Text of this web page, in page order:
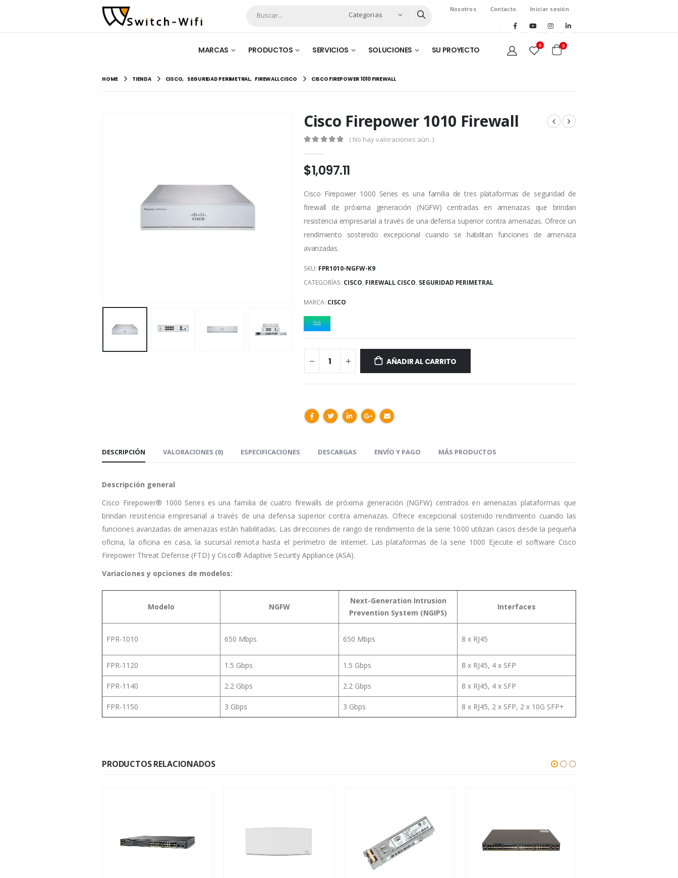
Categorias
Nosotros Contacto Iniciar sesión
MARCAS PRODUCTOS SERVICIOS SOLUCIONES SU PROYECTO 0 0
HOME TIENDA CISCO, SEGURIDAD PERIMETRAL, FIREWALL CISCO CISCO FIREPOWER 1010 FIREWALL
Cisco Firepower 1010 Firewall
( No hay valoraciones aún. )
$1,097.11
Cisco Firepower 1000 Series es una familia de tres plataformas de seguridad de
firewall de próxima generación (NGFW) centradas en amenazas que brindan
resistencia empresarial a través de una defensa superior contra amenazas. Ofrece un
rendimiento sostenido excepcional cuando se habilitan funciones de amenaza
avanzadas.
SKU: FPR1010-NGFW-K9
CATEGORÍAS: CISCO, FIREWALL CISCO, SEGURIDAD PERIMETRAL
MARCA: CISCO
AÑADIR AL CARRITO
DESCRIPCIÓN VALORACIONES (0) ESPECIFICACIONES DESCARGAS ENVÍO Y PAGO MÁS PRODUCTOS
Descripción general
Cisco Firepower® 1000 Series es una familia de cuatro firewalls de próxima generación (NGFW) centrados en amenazas plataformas que
brindan resistencia empresarial a través de una defensa superior contra amenazas. Ofrece excepcional sostenido rendimiento cuando las
funciones avanzadas de amenazas están habilitadas. Las direcciones de rango de rendimiento de la serie 1000 utilizan casos desde la pequeña
oficina, la oficina en casa, la sucursal remota hasta el perímetro de Internet. Las plataformas de la serie 1000 Ejecute el software Cisco
Firepower Threat Defense (FTD) y Cisco® Adaptive Security Appliance (ASA).
Variaciones y opciones de modelos:
Modelo NGFW
Next-Generation Intrusion
Prevention System (NGIPS)
Interfaces
FPR-1010 650 Mbps 650 Mbps 8 x RJ45
FPR-1120 1.5 Gbps 1.5 Gbps 8 x RJ45, 4 x SFP
FPR-1140 2.2 Gbps 2.2 Gbps 8 x RJ45, 4 x SFP
FPR-1150 3 Gbps 3 Gbps 8 x RJ45, 2 x SFP, 2 x 10G SFP+
PRODUCTOS RELACIONADOS